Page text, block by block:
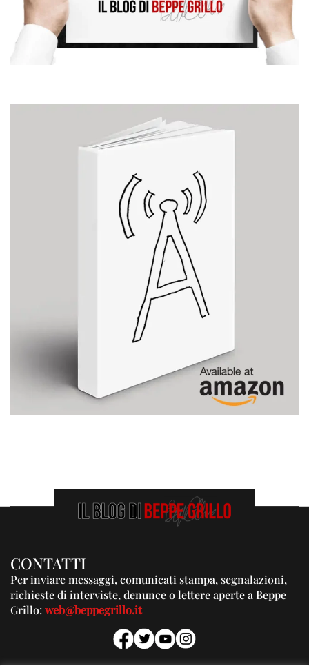
CONTATTI
Per inviare messaggi, comunicati stampa, segnalazioni,
richieste di interviste, denunce o lettere aperte a Beppe
Grillo:web@beppegrillo.it